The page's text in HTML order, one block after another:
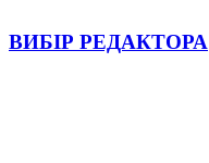
ВИБІР РЕДАКТОРА